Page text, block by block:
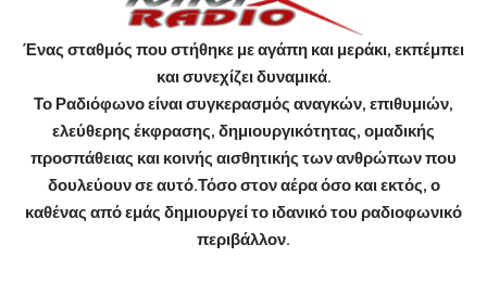
Ένας σταθμός που στήθηκε με αγάπη και μεράκι, εκπέμπει
και συνεχίζει δυναμικά.
Το Ραδιόφωνο είναι συγκερασμός αναγκών, επιθυμιών,
ελεύθερης έκφρασης, δημιουργικότητας, ομαδικής
προσπάθειας και κοινής αισθητικής των ανθρώπων που
δουλεύουν σε αυτό.Τόσο στον αέρα όσο και εκτός, ο
καθένας από εμάς δημιουργεί το ιδανικό του ραδιοφωνικό
περιβάλλον.